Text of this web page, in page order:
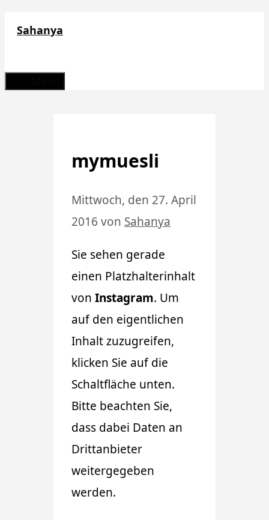
Sahanya
mymuesli
Mittwoch, den 27. April
2016 von Sahanya
Sie sehen gerade
einen Platzhalterinhalt
von Instagram. Um
auf den eigentlichen
Inhalt zuzugreifen,
klicken Sie auf die
Schaltfläche unten.
Bitte beachten Sie,
dass dabei Daten an
Drittanbieter
weitergegeben
werden.